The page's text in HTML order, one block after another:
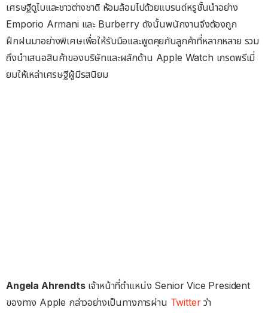
เศรษฐีดูไบและชาวต่างชาติ ห้อมล้อมไปด้วยแบรนด์หรูชั้นนำอย่าง
Emporio Armani และ Burberry ดังนั้นพนักงานจึงต้องถูก
ฝึกฝนมาอย่างพิเศษเพื่อให้รับมือและพูดคุยกับลูกค้าที่หลากหลาย รวม
ถึงนำเสนอสินค้าของบริษัทและผลักด้าน Apple Watch เกรดพรีเมี่
ยมให้เหล่าเศรษฐีผู้มีรสนิยม
Angela Ahrendtsเจ้าหน้าที่ตำแหน่ง Senior Vice President
ของทาง Apple กล่าวอย่างเป็นทางการผ่าน Twitterว่า